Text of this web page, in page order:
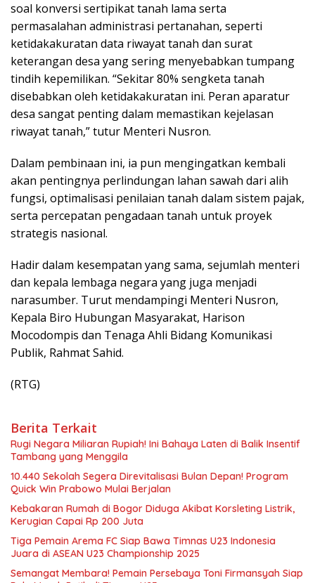
soal konversi sertipikat tanah lama serta
permasalahan administrasi pertanahan, seperti
ketidakakuratan data riwayat tanah dan surat
keterangan desa yang sering menyebabkan tumpang
tindih kepemilikan. “Sekitar 80% sengketa tanah
disebabkan oleh ketidakakuratan ini. Peran aparatur
desa sangat penting dalam memastikan kejelasan
riwayat tanah,” tutur Menteri Nusron.
Dalam pembinaan ini, ia pun mengingatkan kembali
akan pentingnya perlindungan lahan sawah dari alih
fungsi, optimalisasi penilaian tanah dalam sistem pajak,
serta percepatan pengadaan tanah untuk proyek
strategis nasional.
Hadir dalam kesempatan yang sama, sejumlah menteri
dan kepala lembaga negara yang juga menjadi
narasumber. Turut mendampingi Menteri Nusron,
Kepala Biro Hubungan Masyarakat, Harison
Mocodompis dan Tenaga Ahli Bidang Komunikasi
Publik, Rahmat Sahid.
(RTG)
Berita Terkait
Rugi Negara Miliaran Rupiah! Ini Bahaya Laten di Balik Insentif
Tambang yang Menggila
10.440 Sekolah Segera Direvitalisasi Bulan Depan! Program
Quick Win Prabowo Mulai Berjalan
Kebakaran Rumah di Bogor Diduga Akibat Korsleting Listrik,
Kerugian Capai Rp 200 Juta
Tiga Pemain Arema FC Siap Bawa Timnas U23 Indonesia
Juara di ASEAN U23 Championship 2025
Semangat Membara! Pemain Persebaya Toni Firmansyah Siap